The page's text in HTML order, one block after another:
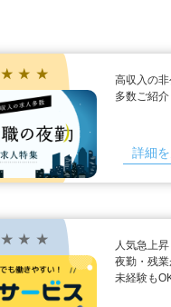
★ ★ ★
高収入の
多数ご紹介
詳細
★ ★ ★
人気急上昇
夜勤・残業
未経験も